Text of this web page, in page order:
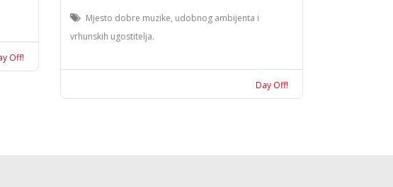
Off!
Mjesto dobre muzike, udobnog ambijenta i
vrhunskih ugostitelja.
Day Off!